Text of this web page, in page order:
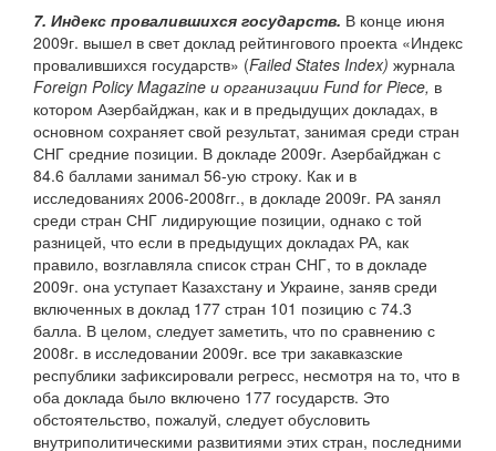
7. Индекс провалившихся государств. В конце июня
2009г. вышел в свет доклад рейтингового проекта «Индекс
провалившихся государств» (Failed States Index) журнала
Foreign Policy Magazine и организации Fund for Piece, в
котором Азербайджан, как и в предыдущих докладах, в
основном сохраняет свой результат, занимая среди стран
СНГ средние позиции. В докладе 2009г. Азербайджан с
84.6 баллами занимал 56-ую строку. Как и в
исследованиях 2006-2008гг., в докладе 2009г. РА занял
среди стран СНГ лидирующие позиции, однако с той
разницей, что если в предыдущих докладах РА, как
правило, возглавляла список стран СНГ, то в докладе
2009г. она уступает Казахстану и Украине, заняв среди
включенных в доклад 177 стран 101 позицию с 74.3
балла. В целом, следует заметить, что по сравнению с
2008г. в исследовании 2009г. все три закавказские
республики зафиксировали регресс, несмотря на то, что в
оба доклада было включено 177 государств. Это
обстоятельство, пожалуй, следует обусловить
внутриполитическими развитиями этих стран, последними